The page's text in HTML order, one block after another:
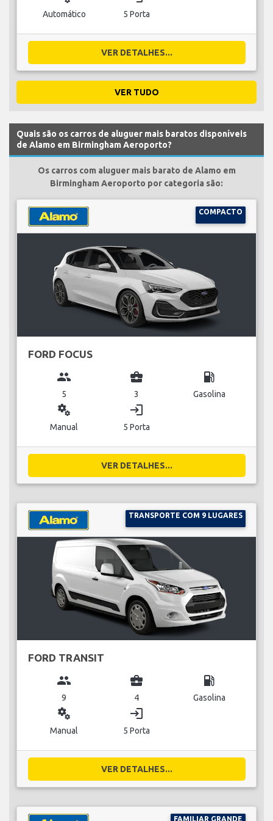
Automático 5 Porta
VER DETALHES...
VER TUDO
Quais são os carros de aluguer mais baratos disponíveis
de Alamo em Birmingham Aeroporto?
Os carros com aluguer mais barato de Alamo em
Birmingham Aeroporto por categoria são:
COMPACTO
FORD FOCUS
group
5
business_center
3
local_gas_station
Gasolina
miscellaneous_services
Manual
login
5 Porta
VER DETALHES...
TRANSPORTE COM 9 LUGARES
FORD TRANSIT
group
9
business_center
4
local_gas_station
Gasolina
miscellaneous_services
Manual
login
5 Porta
VER DETALHES...
FAMILIAR GRANDE